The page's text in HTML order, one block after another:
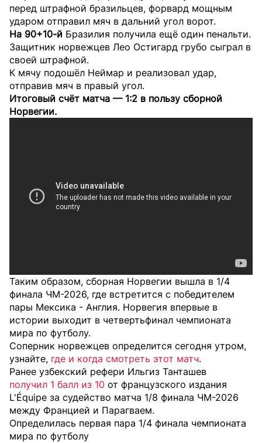
перед штрафной бразильцев, форвард мощным
ударом отправил мяч в дальний угол ворот.
На 90+10-й Бразилия получила ещё один пенальти.
Защитник норвежцев Лео Остигард грубо сыграл в
своей штрафной.
К мячу подошёл Неймар и реализовал удар,
отправив мяч в правый угол.
Итоговый счёт матча — 1:2 в пользу сборной
Норвегии.
Таким образом, сборная Норвегии вышла в 1/4
финала ЧМ-2026, где встретится с победителем
пары Мексика - Англия. Норвегия впервые в
истории выходит в четвертьфинал чемпионата
мира по футболу.
Соперник норвежцев определится сегодня утром,
узнайте, где и когда смотреть этот матч.
Ранее узбекский рефери Ильгиз Танташев
получил 1 балл из 10 от французского издания
L'Équipe за судейство матча 1/8 финала ЧМ-2026
между Францией и Парагваем.
Определилась первая пара 1/4 финала чемпионата
мира по футболу